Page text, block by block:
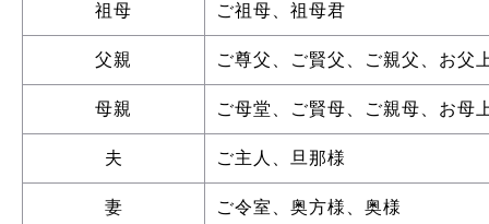
祖母 ご祖母、祖母君
父親 ご尊父、ご賢父、ご親父、お父
母親 ご母堂、ご賢母、ご親母、お母
夫 ご主人、旦那様
妻 ご令室、奥方様、奥様